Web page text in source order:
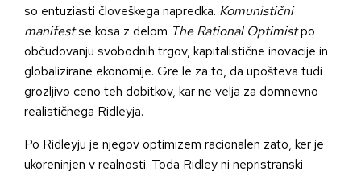
so entuziasti človeškega napredka. Komunistični
manifestse kosa z delom The Rational Optimistpo
občudovanju svobodnih trgov, kapitalistične inovacije in
globalizirane ekonomije. Gre le za to, da upošteva tudi
grozljivo ceno teh dobitkov, kar ne velja za domnevno
realističnega Ridleyja.
Po Ridleyju je njegov optimizem racionalen zato, ker je
ukoreninjen v realnosti. Toda Ridley ni nepristranski